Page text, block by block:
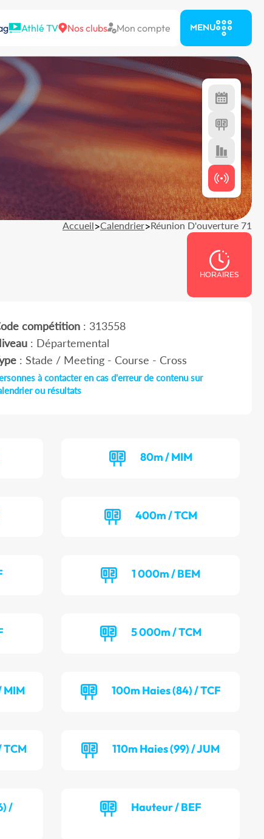
Athlé TV Nos clubs Mon compte MENU
Accueil>Calendrier>Réunion D'ouverture 71
HORAIRES
compétition: 313558
: Départemental
: Stade / Meeting - Course - Cross
à contacter en cas d'erreur de contenu sur
ou résultats
80m / MIM
400m / TCM
1 000m / BEM
5 000m / TCM
MIM 100m Haies (84) / TCF
TCM 110m Haies (99) / JUM
/
Hauteur / BEF